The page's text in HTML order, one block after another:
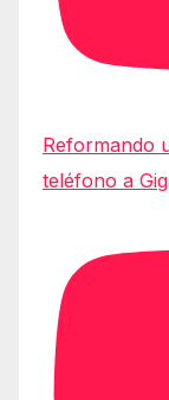
Reformando
teléfono a